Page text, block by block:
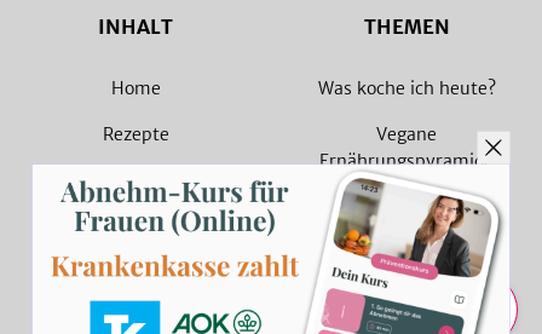
Teilen
INHALT
Home
Rezepte
Magazin
Sammlungen
Rezept Suche
THEMEN
Was koche ich heute?
Vegane
Ernährungspyramide
Vegane Rezepte
Vegetarische Rezepte